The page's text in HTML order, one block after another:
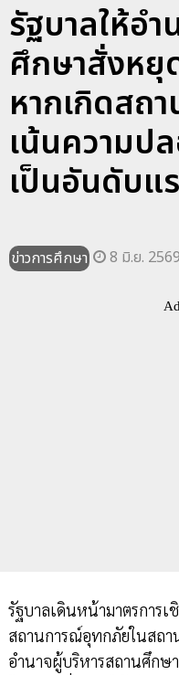
รัฐบาลให้อ
ศึกษาสั่งหยุ
หากเกิดสถ
เน้นความป
เป็นอันดับแ
ข่าวการศึกษา 8 มิ.ย.
รัฐบาลเดินหน้ามาตรการเ
สถานการณ์อุทกภัยในสถา
อำนาจผู้บริหารสถานศึกษ